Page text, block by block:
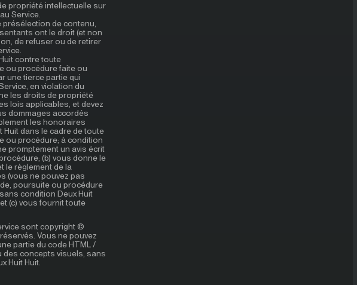
propriété intellectuelle sur
Service.
présélection de contenu,
ont le droit (et non
de refuser ou de retirer
contre toute
ou procédure faite ou
une tierce partie qui
en violation du
les droits de propriété
lois applicables, et devez
dommages accordés
les honoraires
Huit dans le cadre de toute
ou procédure; à condition
promptement un avis écrit
(b) vous donne le
le règlement de la
(vous ne pouvez pas
poursuite ou procédure
condition Deux Huit
(c) vous fournit toute
sont copyright ©
Vous ne pouvez
partie du code HTML /
des concepts visuels, sans
Huit Huit.